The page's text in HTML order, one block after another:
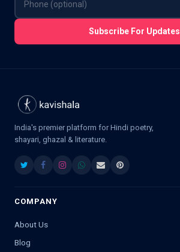
Subscribe For Updates
India's premier platform for Hindi poetry,
shayari, ghazal & literature.
COMPANY
About Us
Blog